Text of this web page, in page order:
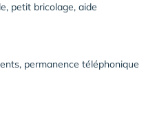
petit bricolage, aide
permanence téléphonique